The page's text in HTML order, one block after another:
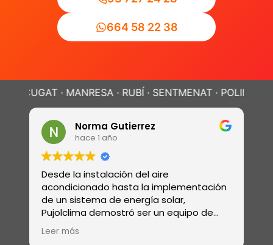
664 58 22 38
· MANRESA · RUBÍ · SENTMENAT · POLINYÀ ·
Norma Gutierrez
hace 1 año
Desde la instalación del aire
acondicionado hasta la implementación
de un sistema de energía solar,
Pujolclima demostró ser un equipo de
profesionales con una amplia gama de
habilidades
Leer más